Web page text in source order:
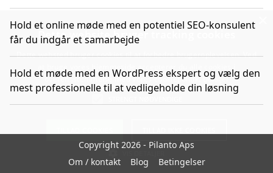
Hold et online møde med en potentiel SEO-konsulent
får du indgår et samarbejde
Hold et møde med en WordPress ekspert og vælg den
mest professionelle til at vedligeholde din løsning
Copyright 2026 - Pilanto Aps
Om / kontakt
Blog Betingelser
Dette website bruger tracking cookies
Dette websted bruger cookies til at forbedre brugeroplevelsen. Ved
overensstemmelse med vores cookiepolitik. Detaljer